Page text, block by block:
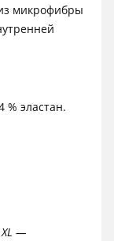
микрофибры
% эластан.
—